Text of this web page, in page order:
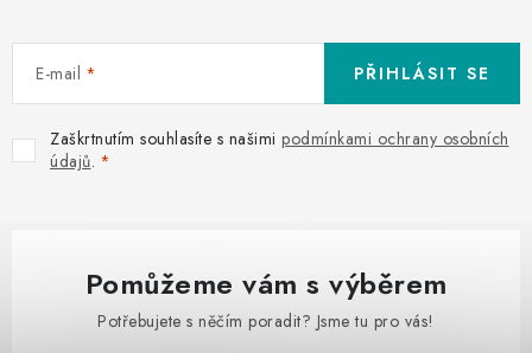
E-mail
Zaškrtnutím souhlasíte s našimi podmínkami ochrany osobních
údajů.
PŘIHLÁSIT SE
Pomůžeme vám s výběrem
Potřebujete s něčím poradit? Jsme tu pro vás!